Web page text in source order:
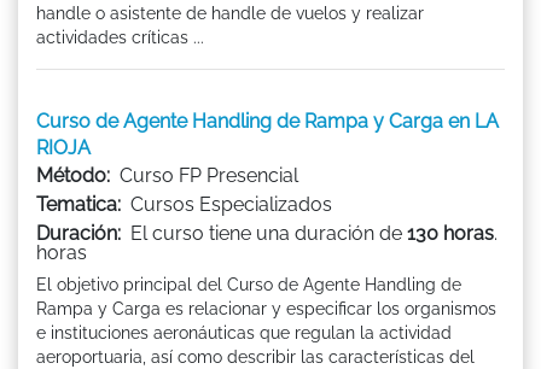
handle o asistente de handle de vuelos y realizar
actividades críticas ...
Curso de Agente Handling de Rampa y Carga en LA
RIOJA
Método: Curso FP Presencial
Tematica: Cursos Especializados
Duración: El curso tiene una duración de 130 horas.
horas
El objetivo principal del Curso de Agente Handling de
Rampa y Carga es relacionar y especificar los organismos
e instituciones aeronáuticas que regulan la actividad
aeroportuaria, así como describir las características del